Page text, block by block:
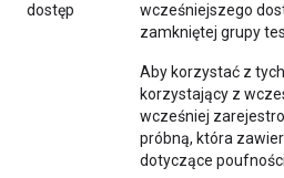
dostęp
wcześniejszego
zamkniętej grupy
Aby korzystać z
korzystający z
wcześniej
próbną, która
dotyczące poufności.